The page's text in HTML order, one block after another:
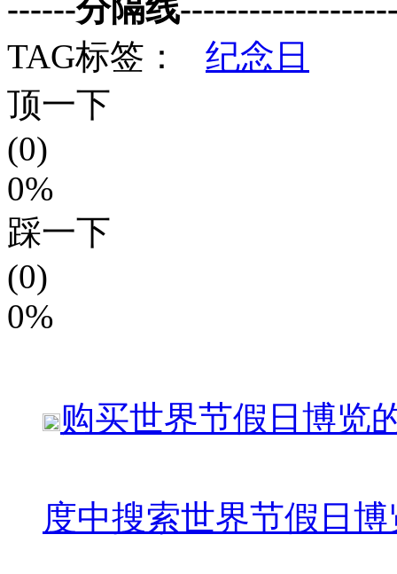
------分隔线
TAG标签：
纪念日
顶一下
(0)
0%
踩一下
(0)
0%
购买世界节假日博览
度中搜索世界节假日博